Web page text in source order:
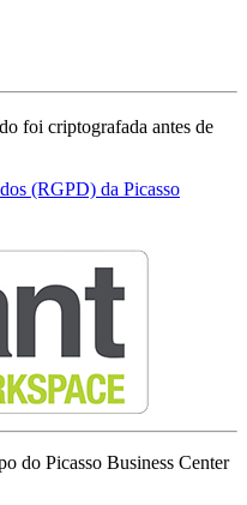
(RGPD) da Picasso
do Picasso Business Center